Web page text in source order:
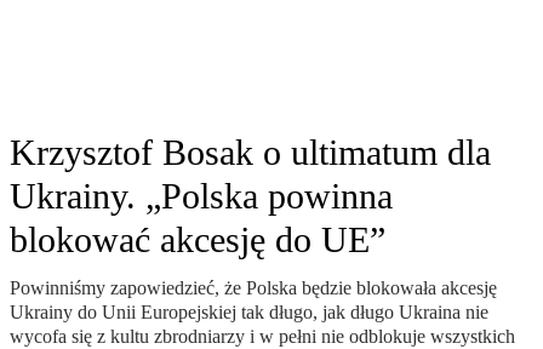
Krzysztof Bosak o ultimatum dla
Ukrainy. „Polska powinna
blokować akcesję do UE”
Powinniśmy zapowiedzieć, że Polska będzie blokowała akcesję
Ukrainy do Unii Europejskiej tak długo, jak długo Ukraina nie
wycofa się z kultu zbrodniarzy i w pełni nie odblokuje wszystkich